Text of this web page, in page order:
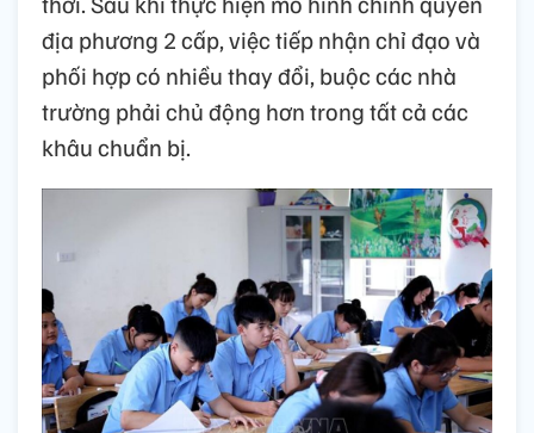
địa phương 2 cấp, việc tiếp nhận chỉ đạo và
phối hợp có nhiều thay đổi, buộc các nhà
trường phải chủ động hơn trong tất cả các
khâu chuẩn bị.